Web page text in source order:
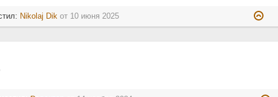
Nikolaj Dik от 10 июня 2025